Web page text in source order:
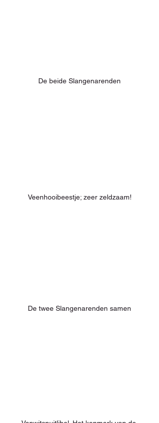
De beide Slangenarenden
Veenhooibeestje; zeer zeldzaam!
De twee Slangenarenden samen